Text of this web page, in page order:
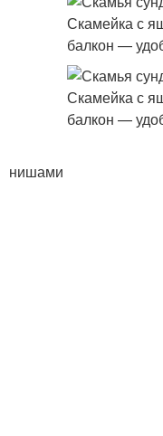
Угловой
нишами